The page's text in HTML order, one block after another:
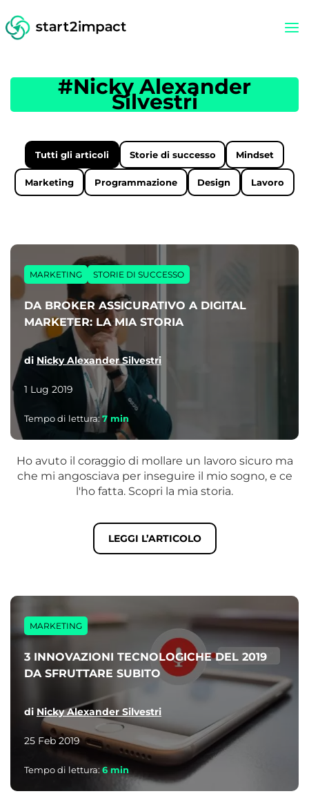
#Nicky Alexander
Silvestri
Tutti gli articoli Storie di successo Mindset
Marketing Programmazione Design Lavoro
MARKETING STORIE DI SUCCESSO
DA BROKER ASSICURATIVO A DIGITAL
MARKETER: LA MIA STORIA
di Nicky Alexander Silvestri
1 Lug 2019
Tempo di lettura:7 min
Ho avuto il coraggio di mollare un lavoro sicuro ma
che mi angosciava per inseguire il mio sogno, e ce
l'ho fatta. Scopri la mia storia.
LEGGI L’ARTICOLO
MARKETING
3 INNOVAZIONI TECNOLOGICHE DEL 2019
DA SFRUTTARE SUBITO
di Nicky Alexander Silvestri
25 Feb 2019
Tempo di lettura: 6min